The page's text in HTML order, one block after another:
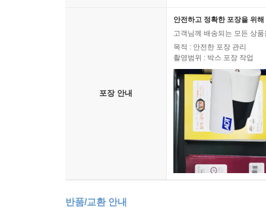
포장 안내
안전하고 정확한 포장을 위
고객님께 배송되는 모든 상
목적 : 안전한 포장 관리
촬영범위 : 박스 포장 작업
반품/교환 안내